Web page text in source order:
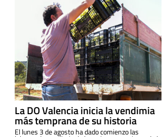
La DO Valencia inicia la vendimia
más temprana de su historia
El lunes 3 de agosto ha dado comienzo las